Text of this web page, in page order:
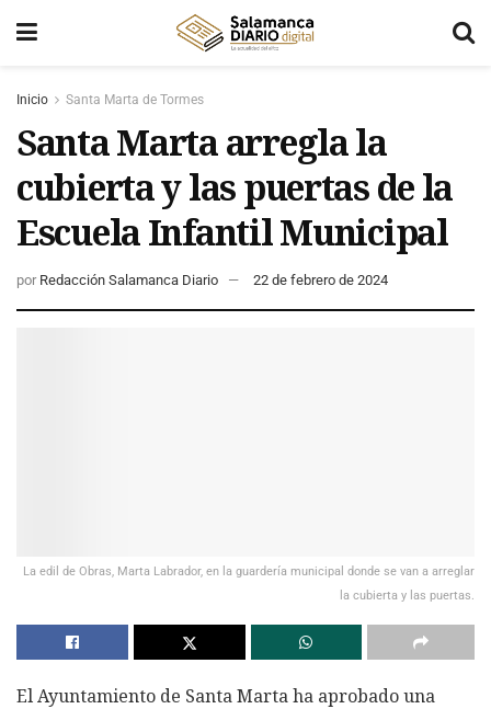
Inicio Santa Marta de Tormes
Santa Marta arregla la
cubierta y las puertas de la
Escuela Infantil Municipal
por Redacción Salamanca Diario 22 de febrero de 2024
La edil de Obras, Marta Labrador, en la guardería municipal donde se van a arreglar
la cubierta y las puertas.
El Ayuntamiento de Santa Marta ha aprobado una